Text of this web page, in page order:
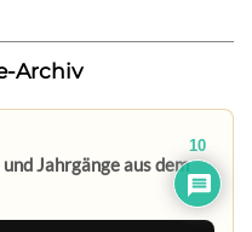
Archiv
Jahrgänge aus dem
10